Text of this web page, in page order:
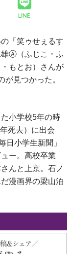
LINE
「笑ゥせぇるす
雄Ⓐ（ふじこ・ふ
もとお）さんが
見つかった。
小学校5年の時
死去）に出会
日小学生新聞」
ー。高校卒業
んと上京。石ノ
漫画界の梁山泊